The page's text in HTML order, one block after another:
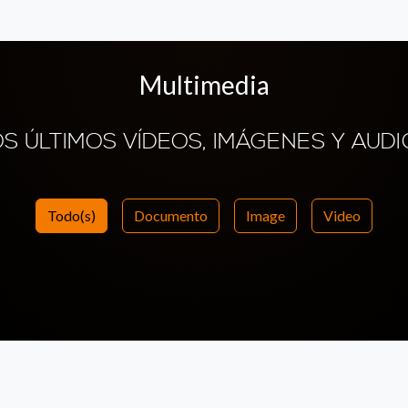
Multimedia
ÚLTIMOS VÍDEOS, IMÁGENES Y
Todo(s) Documento Image Video